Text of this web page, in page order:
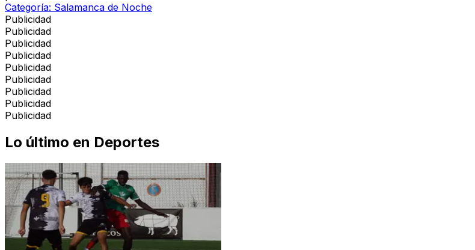
Categoría: Salamanca de Noche
Publicidad
Publicidad
Publicidad
Publicidad
Publicidad
Publicidad
Publicidad
Publicidad
Publicidad
Lo último en Deportes